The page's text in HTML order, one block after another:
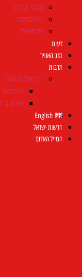
כנסי נדלן
תעסוקה
תעשיה
דעות
מזג האוויר
תרבות
ירושלים שלי
שלג
English
חדשות ישראל
המייל האדום